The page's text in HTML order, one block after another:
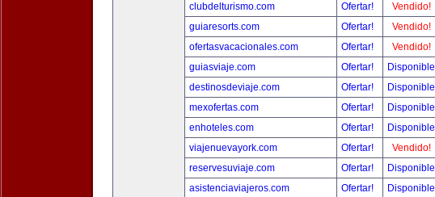
clubdelturismo.com
Ofertar!
Vendido!
guiaresorts.com
Ofertar!
Vendido!
ofertasvacacionales.com
Ofertar!
Vendido!
guiasviaje.com
Ofertar!
Disponible
destinosdeviaje.com
Ofertar!
Disponible
mexofertas.com
Ofertar!
Disponible
enhoteles.com
Ofertar!
Disponible
viajenuevayork.com
Ofertar!
Vendido!
reservesuviaje.com
Ofertar!
Disponible
asistenciaviajeros.com
Ofertar!
Disponible